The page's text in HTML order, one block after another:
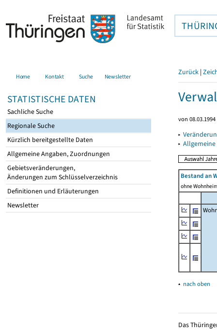
Home Kontakt Suche Newsletter
STATISTISCHE DATEN
Sachliche Suche
Regionale Suche
Kürzlich bereitgestellte Daten
Allgemeine Angaben, Zuordnungen
Gebietsveränderungen,
Änderungen zum Schlüsselverzeichnis
Definitionen und Erläuterungen
Newsletter
Zurück |
von
▸
▸
Bestand an
ohne
▴ nach oben
Das